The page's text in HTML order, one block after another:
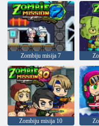
Zombiju misija 7
Zombiju misija 10